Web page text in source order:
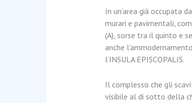
In un’area già occupata
murari e pavimentali,
(A), sorse tra il quinto e
anche
l’INSULA EPISCOPALIS.
Il complesso che gli
visibile al di sotto della